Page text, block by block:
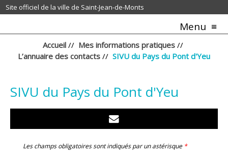
Site officiel de la ville de Saint-Jean-de-Monts
Menu
Accueil // Mes informations pratiques //
L’annuaire des contacts // SIVU du Pays du Pont d'Yeu
SIVU du Pays du Pont d'Yeu
Les champs obligatoires sont indiqués par un astérisque *